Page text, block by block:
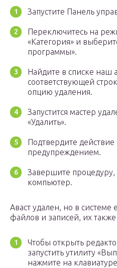
Запустите Панель
Переключитесь на
«Категория» и
программы».
Найдите в списке наш
соответствующей
опцию удаления.
Запустится мастер
«Удалить».
Подтвердите
предупреждением.
Завершите процедуру,
компьютер.
Аваст удален, но в системе
файлов и записей, их
Чтобы открыть
запустить утилиту
нажмите на